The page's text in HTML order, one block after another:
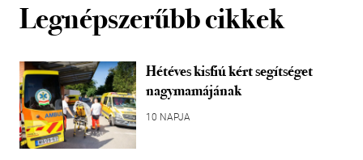
Legnépszerűbb cikkek
Hétéves kisfiú kért segítséget
nagymamájának
10 NAPJA